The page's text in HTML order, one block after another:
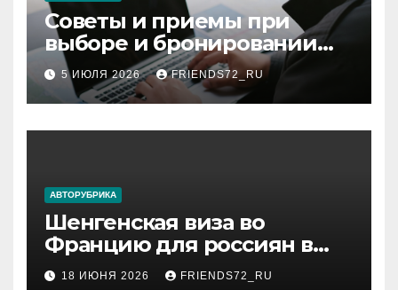
Советы и приемы при
выборе и бронировании
авиабилетов
5 ИЮЛЯ 2026 FRIENDS72_RU
АВТОРУБРИКА
Шенгенская виза во
Францию для россиян в
2026 году: сроки от 3 дней
18 ИЮНЯ 2026 FRIENDS72_RU